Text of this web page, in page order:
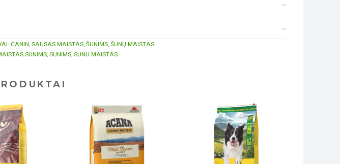
CANIN, SAUSAS MAISTAS, ŠUNIMS, ŠUNŲ MAISTAS
SUNIMS, SUNIMS, SUNU MAISTAS